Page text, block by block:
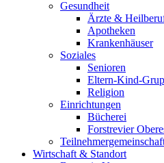
Gesundheit
Ärzte &
Apotheken
Krankenhäuser
Soziales
Senioren
Eltern-Kind-
Religion
Einrichtungen
Bücherei
Forstrevier
Wirtschaft & Standort